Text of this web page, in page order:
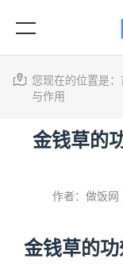
您现在的位置是：
与作用
金钱草的
作者：做饭网
金钱草的功